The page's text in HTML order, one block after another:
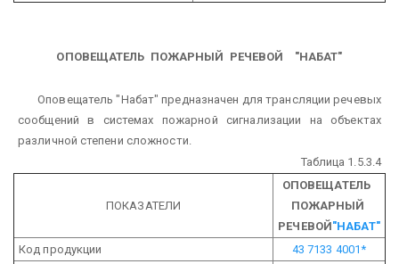
ОПОВЕЩАТЕЛЬ ПОЖАРНЫЙ РЕЧЕВОЙ "НАБАТ"
Оповещатель "Набат" предназначен для трансляции речевых
сообщений в системах пожарной сигнализации на объектах
различной степени сложности.
Таблица 1.5.3.4
ПОКАЗАТЕЛИ
ОПОВЕЩАТЕЛЬ
ПОЖАРНЫЙ
РЕЧЕВОЙ"НАБАТ"
Код продукции
43 7133 4001*